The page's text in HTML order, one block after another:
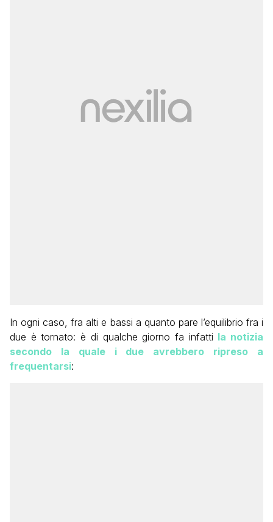
In ogni caso, fra alti e bassi a quanto pare l’equilibrio fra i
due è tornato: è di qualche giorno fa infatti la notizia
secondo la quale i due avrebbero ripreso a
frequentarsi: